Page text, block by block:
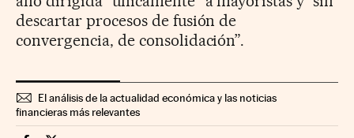
descartar procesos de fusión de
convergencia, de consolidación”.
El análisis de la actualidad económica y las noticias
financieras más relevantes